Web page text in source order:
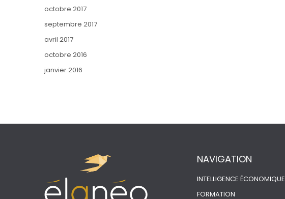
octobre 2017
septembre 2017
avril 2017
octobre 2016
janvier 2016
NAVIGATION
INTELLIGENCE ÉCONOMIQUE
FORMATION